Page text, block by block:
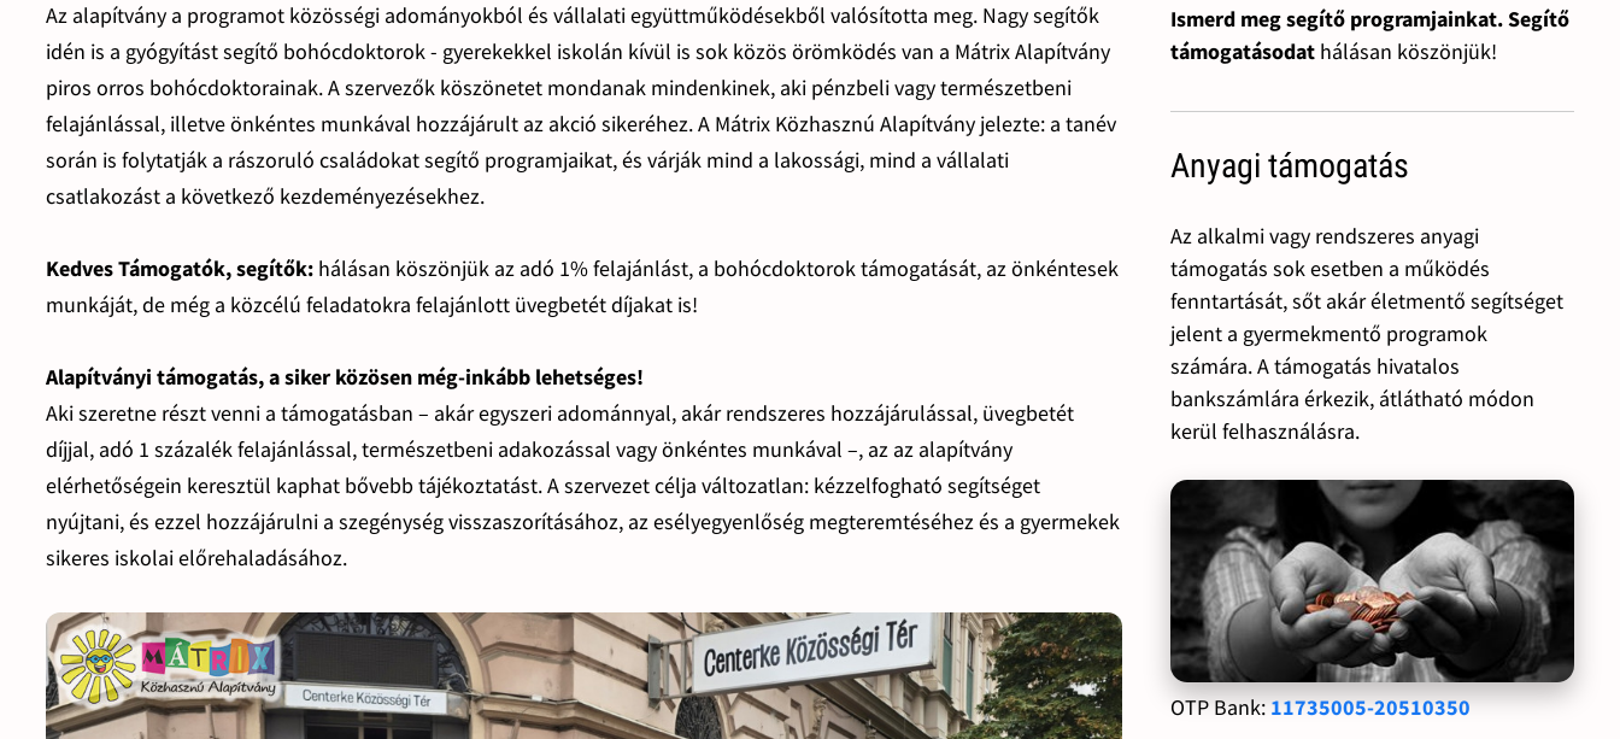
Az alapítvány a programot közösségi adományokból és vállalati együttműködésekből valósította meg. Nagy segítők
idén is a gyógyítást segítő bohócdoktorok - gyerekekkel iskolán kívül is sok közös örömködés van a Mátrix Alapítvány
piros orros bohócdoktorainak. A szervezők köszönetet mondanak mindenkinek, aki pénzbeli vagy természetbeni
felajánlással, illetve önkéntes munkával hozzájárult az akció sikeréhez. A Mátrix Közhasznú Alapítvány jelezte: a tanév
során is folytatják a rászoruló családokat segítő programjaikat, és várják mind a lakossági, mind a vállalati
csatlakozást a következő kezdeményezésekhez.
Kedves Támogatók, segítők: hálásan köszönjük az adó 1% felajánlást, a bohócdoktorok támogatását, az önkéntesek
munkáját, de még a közcélú feladatokra felajánlott üvegbetét díjakat is!
Alapítványi támogatás, a siker közösen még-inkább lehetséges!
Aki szeretne részt venni a támogatásban – akár egyszeri adománnyal, akár rendszeres hozzájárulással, üvegbetét
díjjal, adó 1 százalék felajánlással, természetbeni adakozással vagy önkéntes munkával –, az az alapítvány
elérhetőségein keresztül kaphat bővebb tájékoztatást. A szervezet célja változatlan: kézzelfogható segítséget
nyújtani, és ezzel hozzájárulni a szegénység visszaszorításához, az esélyegyenlőség megteremtéséhez és a gyermekek
sikeres iskolai előrehaladásához.
Ismerd meg segítő programjainkat. Segítő
támogatásodat hálásan köszönjük!
Anyagi támogatás
Az alkalmi vagy rendszeres anyagi
támogatás sok esetben a működés
fenntartását, sőt akár életmentő segítséget
jelent a gyermekmentő programok
számára. A támogatás hivatalos
bankszámlára érkezik, átlátható módon
kerül felhasználásra.
OTP Bank: 11735005-20510350